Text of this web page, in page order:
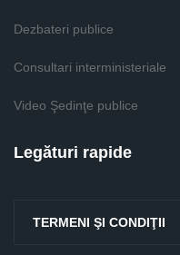
Dezbateri publice
Consultari interministeriale
Video Şedinţe publice
Legături rapide
TERMENI ŞI CONDIŢII